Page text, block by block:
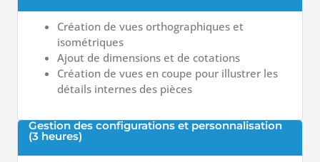
Création de vues orthographiques et
isométriques
Ajout de dimensions et de cotations
Création de vues en coupe pour illustrer les
détails internes des pièces
Gestion des configurations et personnalisation
(3 heures)